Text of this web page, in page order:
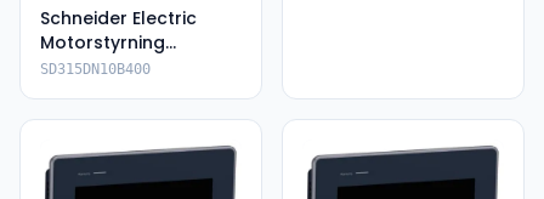
Schneider Electric
Motorstyrning
SD315DN10B400
SD315DN10B400